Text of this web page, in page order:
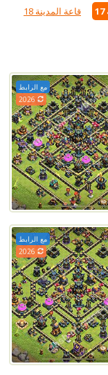
قاعة المدينة 18
مع الرابط
مع الرابط